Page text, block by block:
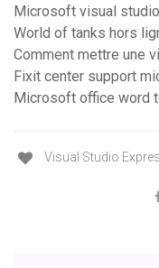
Microsoft visual
World of tanks hors
Comment mettre une
Fixit center support
Microsoft office word
Visual Studio